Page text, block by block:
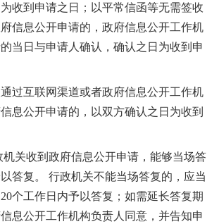
收到申请之日；以平常信函等无需签收
信息公开申请的，政府信息公开工作机
当日与申请人确认，确认之日为收到申
通过互联网渠道或者政府信息公开工作机
息公开申请的，以双方确认之日为收到
机关收到政府信息公开申请，能够当场答
答复。 行政机关不能当场答复的，应当
个工作日内予以答复；如需延长答复期
息公开工作机构负责人同意，并告知申